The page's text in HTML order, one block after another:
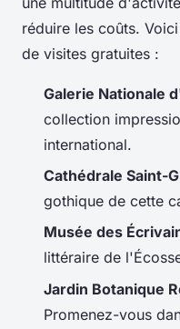
réduire les coûts.
de visites gratuites :
Galerie Nationale
collection
international.
Cathédrale Saint-
gothique de cette
Musée des
littéraire de
Jardin Botanique
Promenez-vous